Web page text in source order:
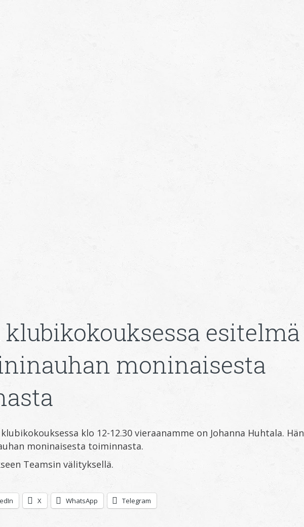
klubikokouksessa esitelmä
moninaisesta
klo 12-12.30 vieraanamme on Johanna Huhtala. Hän
moninaisesta toiminnasta.
Teamsin välityksellä.
X WhatsApp Telegram